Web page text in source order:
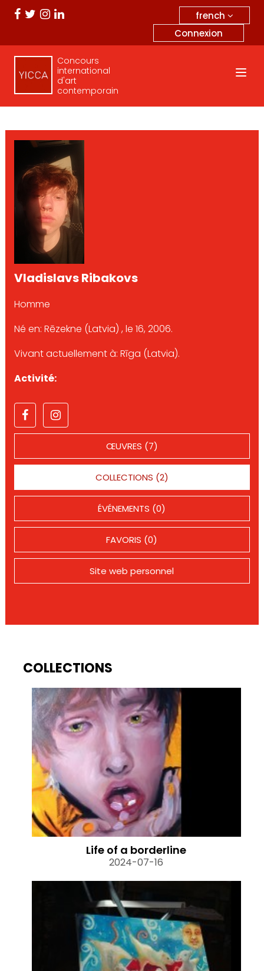
french
Connexion
Concours
international
d'art
contemporain
Vladislavs Ribakovs
Homme
Né en: Rēzekne (Latvia) , le 16, 2006.
Vivant actuellement à: Rīga (Latvia).
Activité:
ŒUVRES (7)
COLLECTIONS (2)
ÉVÉNEMENTS (0)
FAVORIS (0)
Site web personnel
COLLECTIONS
Life of a borderline
2024-07-16